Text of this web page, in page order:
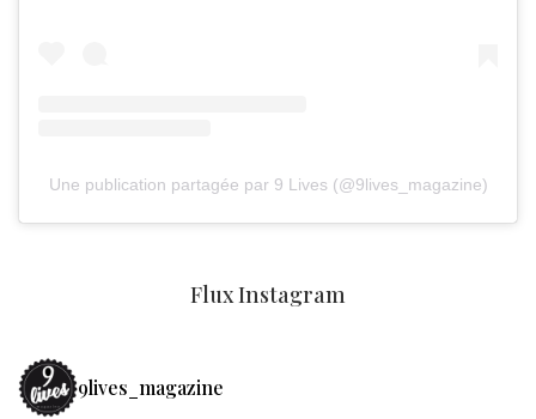
Une publication partagée par 9 Lives (@9lives_magazine)
Flux Instagram
9lives_magazine